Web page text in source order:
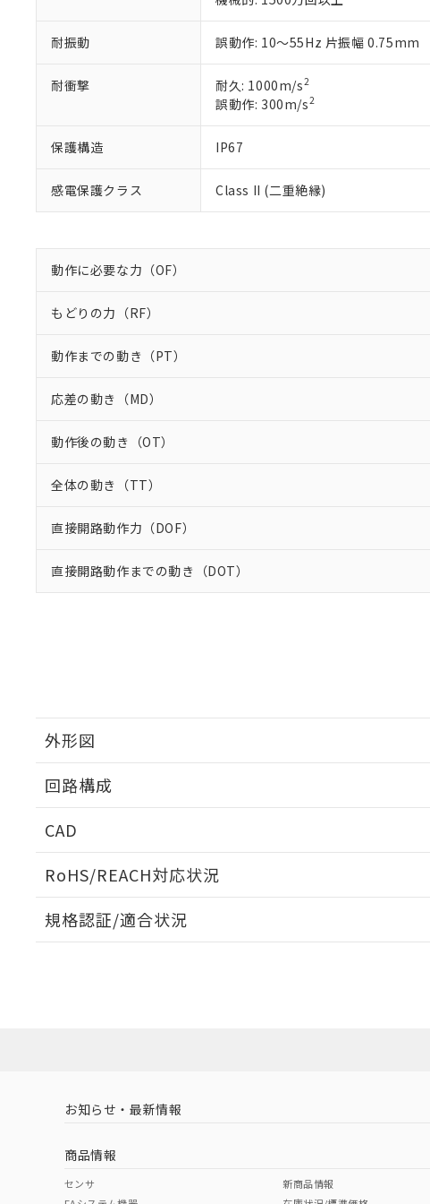
耐振動 誤動作: 10～55Hz 片振幅 0.75mm
耐衝撃 耐久: 1000m/s2
誤動作: 300m/s2
保護構造 IP67
感電保護クラス Class II (二重絶縁)
動作に必要な力（OF）
もどりの力（RF）
動作までの動き（PT）
応差の動き（MD）
動作後の動き（OT）
全体の動き（TT）
直接開路動作力（DOF）
直接開路動作までの動き（DOT）
外形図
取りつけ穴加工図
回路構成
CAD
RoHS/REACH対応状況
EU RoHS 注意事項・凡例
中国 RoHS 注意事項・凡例
中国 RoHS表
規格認証/適合状況
（イギリス
（ノルウェー
当社販売員にご相
オムロン制御機器
さい。
※当社の共同利用
いる法人を指しま
※2 対応予定月
下記の非含有証明書を
EU RoHS指令（10物質
※本証明書は発行日時
また、RoHS指令のフ
既に当社にて対応品
※2 環境保護使用期限
「ｅ」：有害物質（10
「10」：通常の使用状
当社は、貴社製品
また当社は、販売
たしません。
△ 一定数には満
－
在庫なし(最
空
受注生産機種
お知らせ・最新情報
商品情報
センサ
新商品情報